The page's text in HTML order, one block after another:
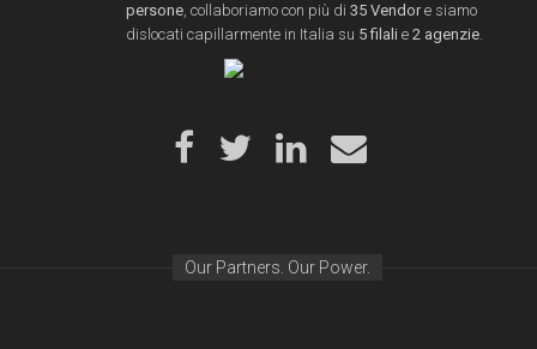
persone, collaboriamo con più di 35 Vendore siamo
dislocati capillarmente in Italia su 5 filali e 2 agenzie.